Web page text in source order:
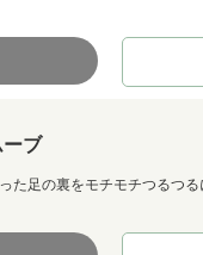
ブ
た足の裏をモチモチつるつる